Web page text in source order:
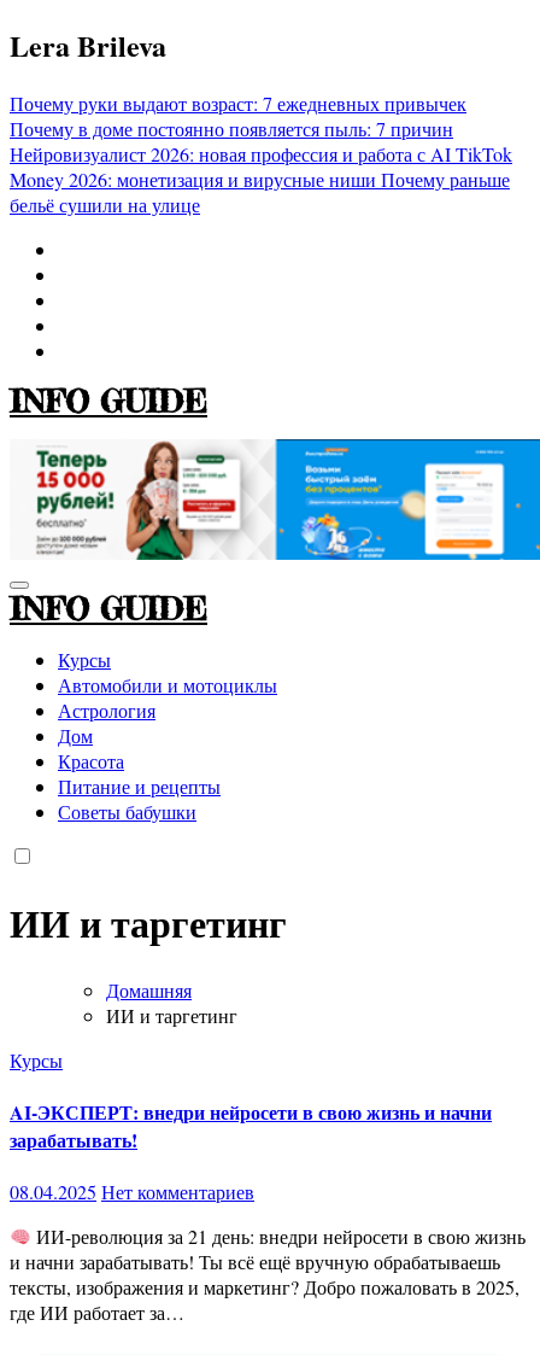
Перейти
к
Lera Brileva
Почему руки выдают возраст: 7 ежедневных привычек
Почему в доме постоянно появляется пыль: 7 причин
Нейровизуалист 2026: новая профессия и работа с AITikTok
Money 2026: монетизация и вирусные ниши Почему раньше
бельё сушили на улице
INFO GUIDE
INFO GUIDE
Курсы
Автомобили и мотоциклы
Астрология
Дом
Красота
Питание и рецепты
Советы бабушки
ИИ и таргетинг
Домашняя
ИИ и таргетинг
Курсы
AI-ЭКСПЕРТ: внедри нейросети в свою жизнь и начни
зарабатывать!
08.04.2025 Нет комментариев
ИИ-революция за 21 день: внедри нейросети в свою жизнь
и начни зарабатывать! Ты всё ещё вручную обрабатываешь
тексты, изображения и маркетинг? Добро пожаловать в 2025,
где ИИ работает за…